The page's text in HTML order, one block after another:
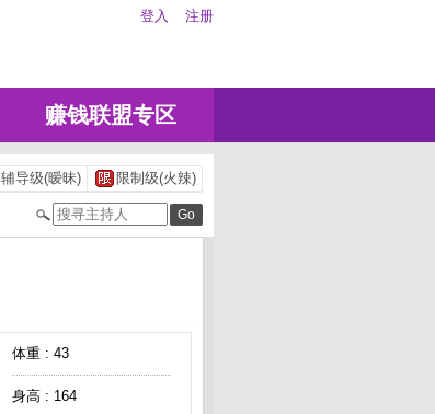
登入 注册
赚钱联盟专区
辅导级(暧昧) 限制级(火辣)
体重 : 43
身高 : 164